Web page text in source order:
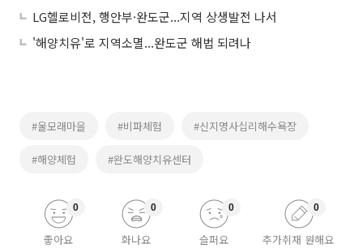
LG헬로비전, 행안부·완도군...지역 상생발전 나서
'해양치유'로 지역소멸...완도군 해법 되려나
#울모래마을 #비파체험 #신지명사십리해수욕장
#해양체험 #완도해양치유센터
좋아요
0
화나요
0
슬퍼요
0
추가취재 원해요
0